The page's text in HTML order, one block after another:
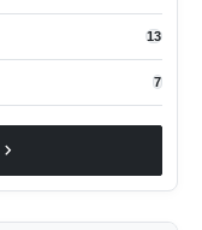
13
7
chevron_right